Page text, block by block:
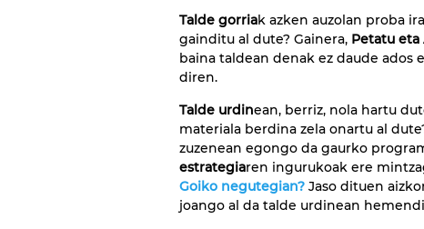
Talde gorriak azken auzolan proba
gainditu al dute? Gainera, Petatu eta
baina taldean denak ez daude
diren.
Talde urdinean, berriz, nola hartu
materiala berdina zela onartu al
zuzenean egongo da gaurko
estrategiaren ingurukoak ere
Goiko negutegian? Jaso dituen
joango al da talde urdinean